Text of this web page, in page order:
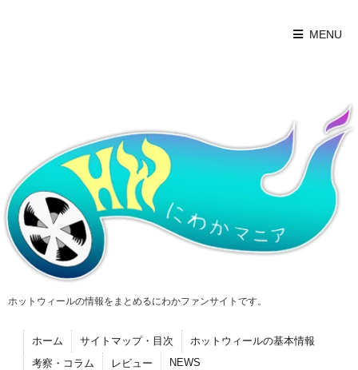
MENU
ホットウィールの情報をまとめるにわかファンサイトです。
ホーム サイトマップ・目次
ホットウィールの基本情報
考察・コラム
レビュー NEWS